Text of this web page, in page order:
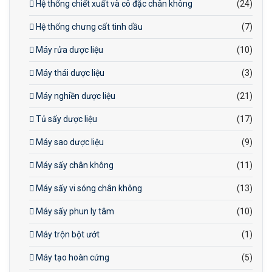
Hệ thống chiết xuất và cô đặc chân không
(24)
Hệ thống chưng cất tinh dầu (7)
Máy rửa dược liệu (10)
Máy thái dược liệu (3)
Máy nghiền dược liệu (21)
Tủ sấy dược liệu (17)
Máy sao dược liệu (9)
Máy sấy chân không (11)
Máy sấy vi sóng chân không (13)
Máy sấy phun ly tâm (10)
Máy trộn bột ướt (1)
Máy tạo hoàn cứng (5)